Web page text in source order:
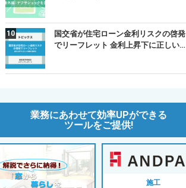
国交省が住宅ローン金利リスクの啓発
でリーフレット 金利上昇下に正しい…
業務にあわせて効率UPができる
ツールをご提供!
施工